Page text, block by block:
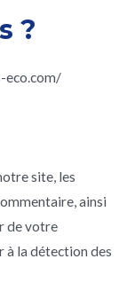
?
eco.com/
site, les
ainsi
de votre
à la détection des